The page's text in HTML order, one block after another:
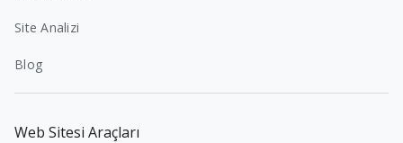
Site Analizi
Blog
Web Sitesi Araçları